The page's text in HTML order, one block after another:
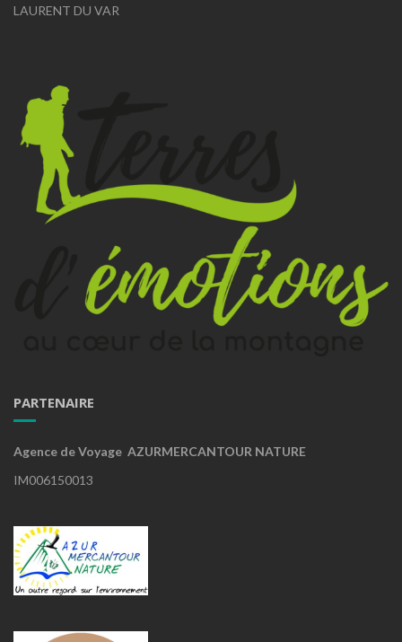
LAURENT DU VAR
PARTENAIRE
Agence de Voyage AZURMERCANTOUR NATURE
IM006150013